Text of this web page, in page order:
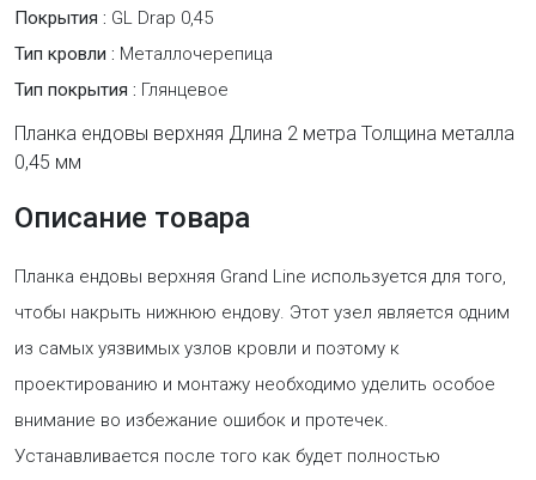
Покрытия : GL Drap 0,45
Тип кровли : Металлочерепица
Тип покрытия : Глянцевое
Планка ендовы верхняя Длина 2 метра Толщина металла
0,45 мм
Описание товара
Планка ендовы верхняя Grand Line используется для того,
чтобы накрыть нижнюю ендову. Этот узел является одним
из самых уязвимых узлов кровли и поэтому к
проектированию и монтажу необходимо уделить особое
внимание во избежание ошибок и протечек.
Устанавливается после того как будет полностью